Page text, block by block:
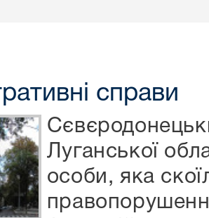
справи
Луганської
особи, яка